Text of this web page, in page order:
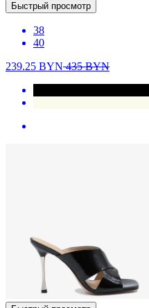
Быстрый просмотр
38
40
239.25 BYN435BYN